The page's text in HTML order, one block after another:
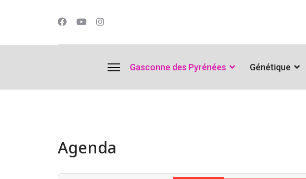
Gasconne des Pyrénées Génétique
Agenda